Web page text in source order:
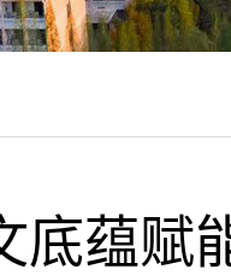
底蕴赋